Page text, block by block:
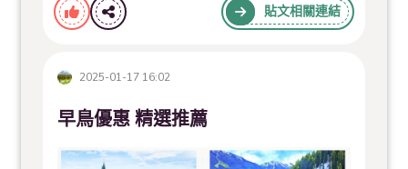
貼文相關連結
2025-01-17 16:02
早鳥優惠 精選推薦